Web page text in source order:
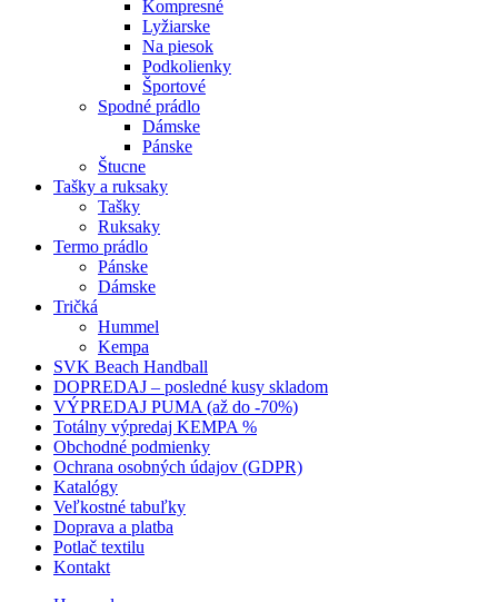
Kompresné
Lyžiarske
Na piesok
Podkolienky
Športové
Spodné prádlo
Dámske
Pánske
Štucne
Tašky a ruksaky
Tašky
Ruksaky
Termo prádlo
Pánske
Dámske
Tričká
Hummel
Kempa
SVK Beach Handball
DOPREDAJ – posledné kusy skladom
VÝPREDAJ PUMA (až do -70%)
Totálny výpredaj KEMPA %
Obchodné podmienky
Ochrana osobných údajov (GDPR)
Katalógy
Veľkostné tabuľky
Doprava a platba
Potlač textilu
Kontakt